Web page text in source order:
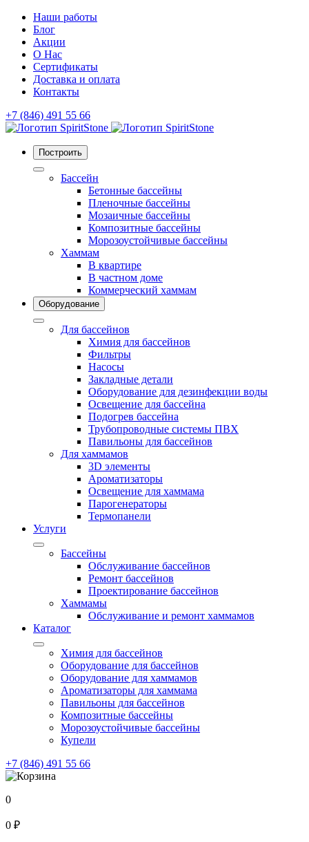
Наши работы
Блог
Акции
О Нас
Сертификаты
Доставка и оплата
Контакты
+7 (846) 491 55 66
Построить
Бассейн
Бетонные бассейны
Пленочные бассейны
Мозаичные бассейны
Композитные бассейны
Морозоустойчивые бассейны
Хаммам
В квартире
В частном доме
Коммерческий хаммам
Оборудование
Для бассейнов
Химия для бассейнов
Фильтры
Насосы
Закладные детали
Оборудование для дезинфекции воды
Освещение для бассейна
Подогрев бассейна
Трубопроводные системы ПВХ
Павильоны для бассейнов
Для хаммамов
3D элементы
Ароматизаторы
Освещение для хаммама
Парогенераторы
Термопанели
Услуги
Бассейны
Обслуживание бассейнов
Ремонт бассейнов
Проектирование бассейнов
Хаммамы
Обслуживание и ремонт хаммамов
Каталог
Химия для бассейнов
Оборудование для бассейнов
Оборудование для хаммамов
Ароматизаторы для хаммама
Павильоны для бассейнов
Композитные бассейны
Морозоустойчивые бассейны
Купели
+7 (846) 491 55 66
0
0 ₽